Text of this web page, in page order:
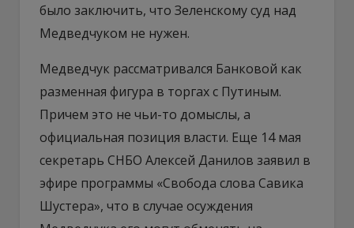
было заключить, что Зеленскому суд над
Медведчуком не нужен.
Медведчук рассматривался Банковой как
разменная фигура в торгах с Путиным.
Причем это не чьи-то домыслы, а
официальная позиция власти. Еще 14 мая
секретарь СНБО Алексей Данилов заявил в
эфире программы «Свобода слова Савика
Шустера», что в случае осуждения